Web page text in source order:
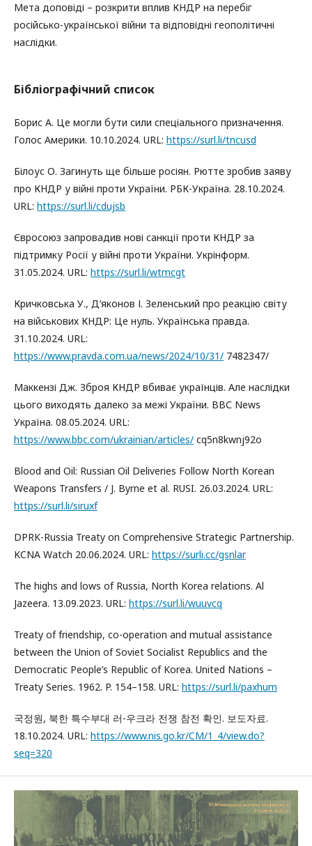
Мета доповіді – розкрити вплив КНДР на перебіг
російсько-української війни та відповідні геополітичні
наслідки.
Бібліографічний список
Борис А. Це могли бути сили спеціального призначення.
Голос Америки. 10.10.2024. URL: https://surl.li/tncusd
Білоус О. Загинуть ще більше росіян. Рютте зробив заяву
про КНДР у війні проти України. РБК-Україна. 28.10.2024.
URL: https://surl.li/cdujsb
Євросоюз запровадив нові санкції проти КНДР за
підтримку Росії у війні проти України. Укрінформ.
31.05.2024. URL: https://surl.li/wtmcgt
Кричковська У., Д’яконов І. Зеленський про реакцію світу
на військових КНДР: Це нуль. Українська правда.
31.10.2024. URL:
https://www.pravda.com.ua/news/2024/10/31/ 7482347/
Маккензі Дж. Зброя КНДР вбиває українців. Але наслідки
цього виходять далеко за межі України. ВВС News
Україна. 08.05.2024. URL:
https://www.bbc.com/ukrainian/articles/ cq5n8kwnj92o
Blood and Oil: Russian Oil Deliveries Follow North Korean
Weapons Transfers / J. Byrne et al. RUSI. 26.03.2024. URL:
https://surl.li/siruxf
DPRK-Russia Treaty on Comprehensive Strategic Partnership.
KCNA Watch 20.06.2024. URL: https://surli.cc/gsnlar
The highs and lows of Russia, North Korea relations. Al
Jazeera. 13.09.2023. URL: https://surl.li/wuuvcq
Treaty of friendship, co-operation and mutual assistance
between the Union of Soviet Socialist Republics and the
Democratic People’s Republic of Korea. United Nations –
Treaty Series. 1962. P. 154–158. URL: https://surl.li/paxhum
국정원, 북한 특수부대 러-우크라 전쟁 참전 확인. 보도자료.
18.10.2024. URL: https://www.nis.go.kr/CM/1_4/view.do?
seq=320